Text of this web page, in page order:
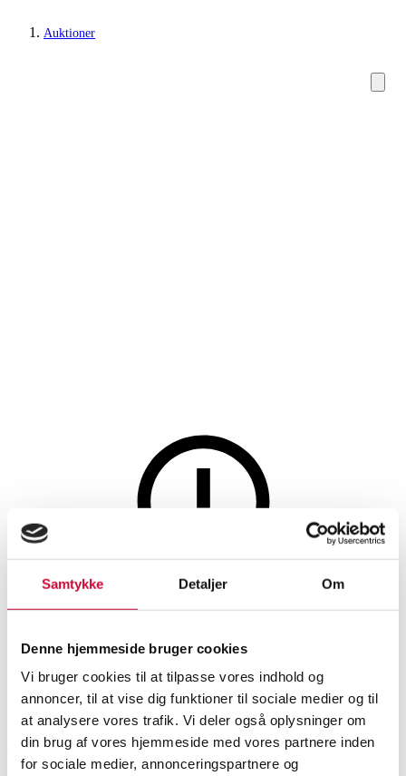
Samtykke Detaljer Om
Denne hjemmeside bruger cookies
Vi bruger cookies til at tilpasse vores indhold og
annoncer, til at vise dig funktioner til sociale medier og til
at analysere vores trafik. Vi deler også oplysninger om
din brug af vores hjemmeside med vores partnere inden
for sociale medier, annonceringspartnere og
Auktioner
Denne auktion er annulleret
Denne auktion er annulleret
SHOWROOM
Vejle
VURDERING
DKK 15.500
VARENUMMER
6474297